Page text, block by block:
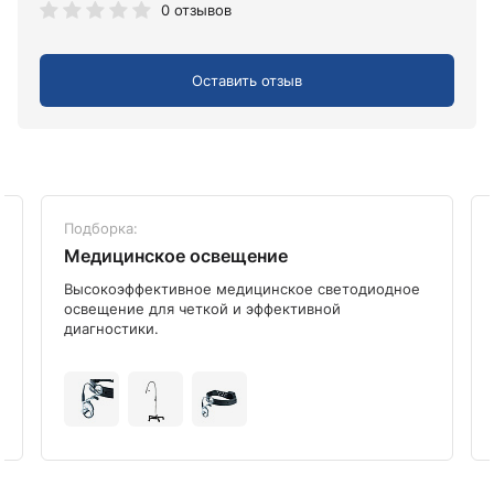
0 отзывов
Оставить отзыв
Подборка:
Медицинское освещение
Высокоэффективное медицинское светодиодное
освещение для четкой и эффективной
диагностики.